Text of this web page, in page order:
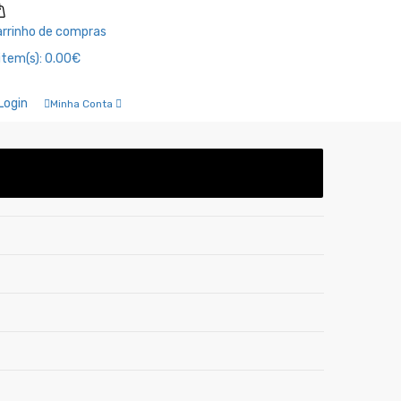
de compras
0.00€
Minha Conta